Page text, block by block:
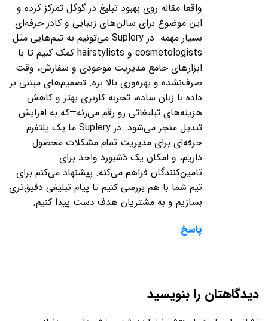
واقعا مقاله روی بهبود تبلیغ در گوگل تمرکز کرده و
این موضوع برای سالن‌های زیبایی و کادر حرفه‌ای
بسیار مهمه. در Suplery می‌تونیم به تیم‌هایی مثل
cosmetologists و hairstylists کمک کنیم تا با
ابزارهای جامع مدیریت موجودی و سفارش، وقت
صرف‌نشده و بهره‌وری بالا بره. تصمیم‌های مبتنی بر
داده با زبان ساده، تجربه کاربری بهتر و کاهش
هزینه‌های تبلیغاتی رو رقم می‌زنه—که به افزایش
تبدیل منجر می‌شود. در Suplery ما یک پلتفرم
حرفه‌ای برای مدیریت تمام مشکلات محصول
داریم، و امکان یک دَشبورد واحد برای
تامین‌کنندگان فراهم می‌کنه. پیشنهاد می‌کنم برای
تیم شما با هم بررسی کنیم تا پیام تبلیغی دقیق‌تری
بسازیم و به مشتریان هدف دست پیدا کنیم.
پاسخ
دیدگاهتان را بنویسید